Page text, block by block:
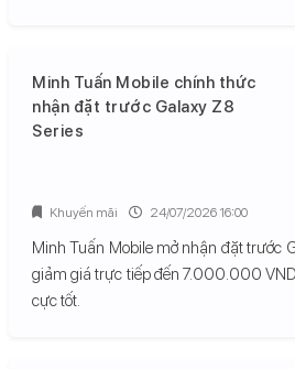
Minh Tuấn Mobile chính thức
nhận đặt trước Galaxy Z8
Series
Minh Tuấn Mobile mở nhận đặt trước
giảm giá trực tiếp đến 7.000.000
cực tốt.
Khuyến mãi 24/07/2026 16:00